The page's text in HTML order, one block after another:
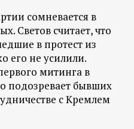
сомневается в
Светов считает, что
в протест из
его не усилили.
митинга в
подозревает бывших
с Кремлем